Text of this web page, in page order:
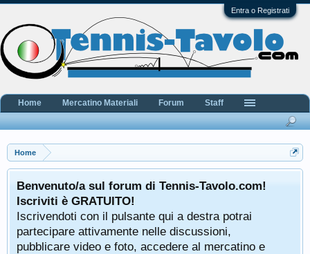
Entra o Registrati
Home
Benvenuto/a sul forum di Tennis-Tavolo.com!
Iscriviti è GRATUITO!
Iscrivendoti con il pulsante qui a destra potrai
partecipare attivamente nelle discussioni,
pubblicare video e foto, accedere al mercatino e
Home Mercatino Materiali Forum Staff